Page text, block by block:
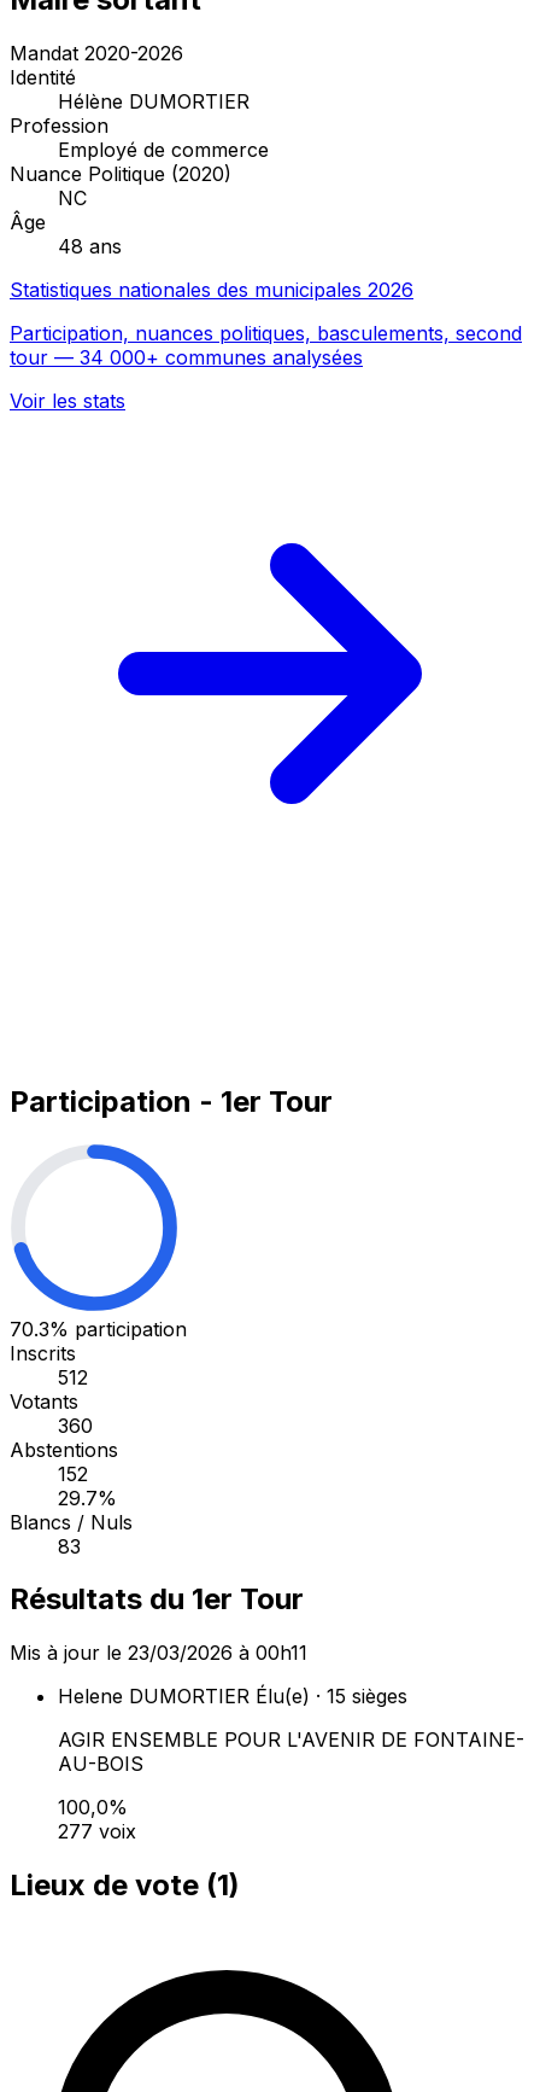
Mandat 2020-2026
Identité
Hélène DUMORTIER
Profession
Employé de commerce
Nuance Politique (2020)
NC
Âge
48 ans
Statistiques nationales des municipales 2026
Participation, nuances politiques, basculements, second
tour — 34 000+ communes analysées
Voir les stats
Participation - 1er Tour
70.3% participation
Inscrits
512
Votants
360
Abstentions
152
29.7%
Blancs / Nuls
83
Résultats du 1er Tour
Mis à jour le 23/03/2026 à 00h11
Helene DUMORTIER Élu(e) · 15 sièges
AGIR ENSEMBLE POUR L'AVENIR DE FONTAINE-
AU-BOIS
100,0%
277 voix
Lieux de vote (1)